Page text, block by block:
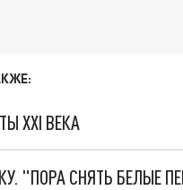
XXI ВЕКА
"ПОРА СНЯТЬ БЕЛЫЕ